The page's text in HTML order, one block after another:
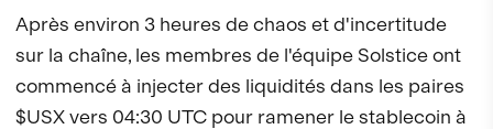
Après environ 3 heures de chaos et d'incertitude
sur la chaîne, les membres de l'équipe Solstice ont
commencé à injecter des liquidités dans les paires
$USX vers 04:30 UTC pour ramener le stablecoin à